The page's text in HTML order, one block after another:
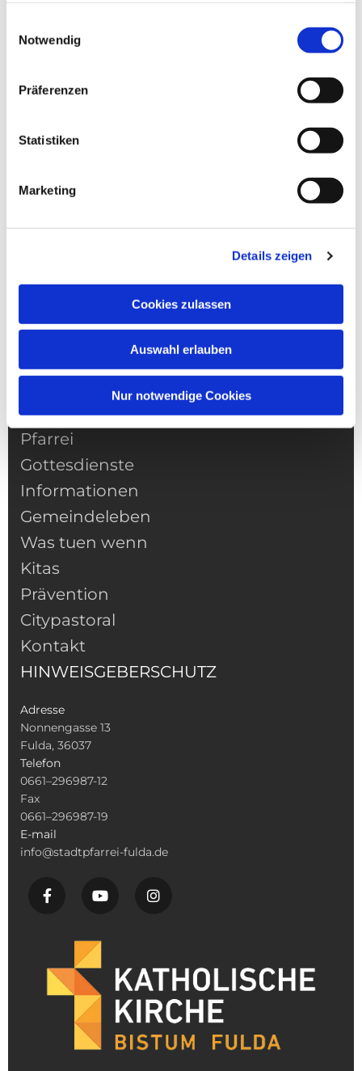
Notwendig
Präferenzen
Statistiken
Marketing
Details zeigen
Cookies zulassen
Auswahl erlauben
Nur notwendige Cookies
NAVIGATION
Pfarrei
Gottesdienste
Informationen
Gemeindeleben
Was tuen wenn
Kitas
Prävention
Citypastoral
Kontakt
HINWEISGEBERSCHUTZ
Adresse
Nonnengasse 13
Fulda, 36037
Telefon
0661–296987-12
Fax
0661–296987-19
E-mail
info@stadtpfarrei-fulda.de